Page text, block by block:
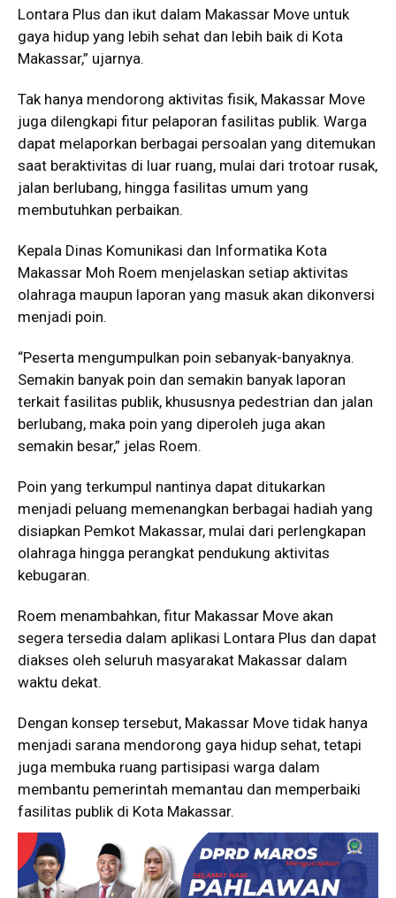
Lontara Plus dan ikut dalam Makassar Move untuk
gaya hidup yang lebih sehat dan lebih baik di Kota
Makassar,” ujarnya.
Tak hanya mendorong aktivitas fisik, Makassar Move
juga dilengkapi fitur pelaporan fasilitas publik. Warga
dapat melaporkan berbagai persoalan yang ditemukan
saat beraktivitas di luar ruang, mulai dari trotoar rusak,
jalan berlubang, hingga fasilitas umum yang
membutuhkan perbaikan.
Kepala Dinas Komunikasi dan Informatika Kota
Makassar Moh Roem menjelaskan setiap aktivitas
olahraga maupun laporan yang masuk akan dikonversi
menjadi poin.
“Peserta mengumpulkan poin sebanyak-banyaknya.
Semakin banyak poin dan semakin banyak laporan
terkait fasilitas publik, khususnya pedestrian dan jalan
berlubang, maka poin yang diperoleh juga akan
semakin besar,” jelas Roem.
Poin yang terkumpul nantinya dapat ditukarkan
menjadi peluang memenangkan berbagai hadiah yang
disiapkan Pemkot Makassar, mulai dari perlengkapan
olahraga hingga perangkat pendukung aktivitas
kebugaran.
Roem menambahkan, fitur Makassar Move akan
segera tersedia dalam aplikasi Lontara Plus dan dapat
diakses oleh seluruh masyarakat Makassar dalam
waktu dekat.
Dengan konsep tersebut, Makassar Move tidak hanya
menjadi sarana mendorong gaya hidup sehat, tetapi
juga membuka ruang partisipasi warga dalam
membantu pemerintah memantau dan memperbaiki
fasilitas publik di Kota Makassar.